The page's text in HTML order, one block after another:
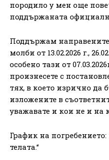
породило у мен още
поддържаната
Поддържам
молби от 13.02.2026 г.,
особено тази от
произнесете с
тях, в което изрично да
изложените в
уважавате и кои не и на
График на
телата.“